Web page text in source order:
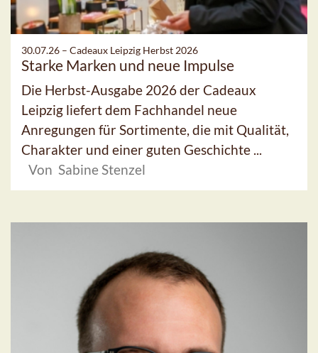
30.07.26 – Cadeaux Leipzig Herbst 2026
Starke Marken und neue Impulse
Die Herbst-Ausgabe 2026 der Cadeaux
Leipzig liefert dem Fachhandel neue
Anregungen für Sortimente, die mit Qualität,
Charakter und einer guten Geschichte ...
Von Sabine Stenzel